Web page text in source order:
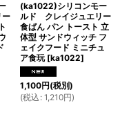
(ka1022)シリコンモー
ルド クレイジュエリー
食ぱん パン トースト 立
体型 サンドウィッチ フ
ェイクフード ミニチュ
ア食玩 [ka1022]
1,100円(税別)
(税込 : 1,210円)